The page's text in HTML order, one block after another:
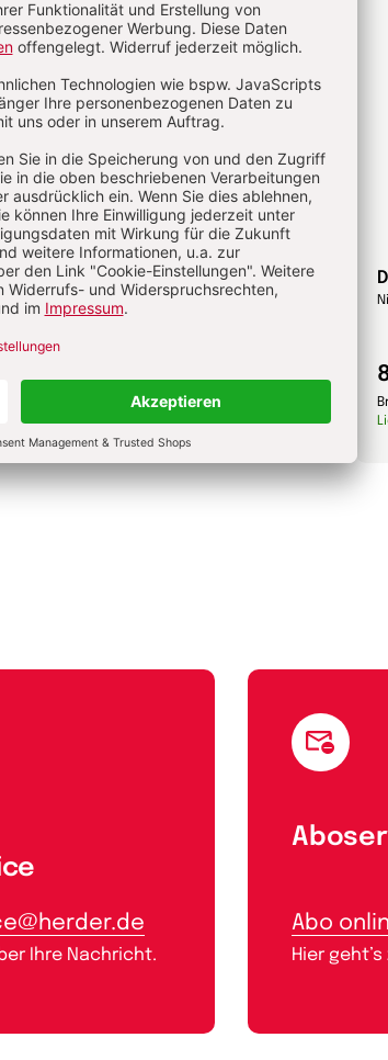
Dem Leben eine Zukunft
geben
8,00 €
Lieferbar in 1-3 Werktagen
Ihre Nachricht.
Abo
Hier